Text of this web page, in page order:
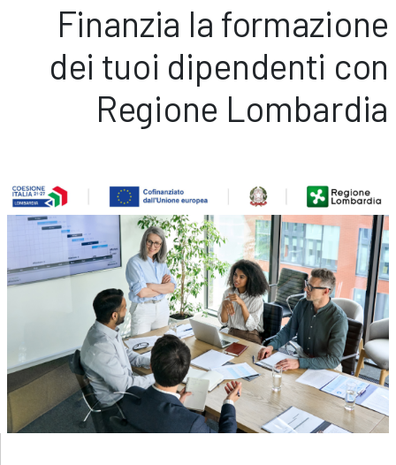
Finanzia la formazione
dei tuoi dipendenti con
Regione Lombardia